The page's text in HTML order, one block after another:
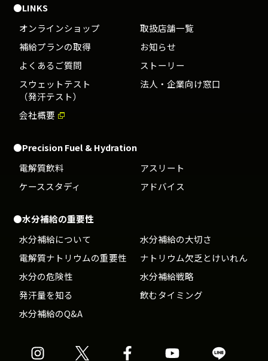
●LINKS
オンラインショップ
取扱店舗一覧
補給プランの取得
お知らせ
よくあるご質問
ストーリー
スウェットテスト
（発汗テスト）
法人・企業向け窓口
会社概要
●Precision Fuel & Hydration
電解質飲料
アスリート
ケーススタディ
アドバイス
●水分補給の重要性
水分補給について
水分補給の大切さ
電解質ナトリウムの重要性
ナトリウム欠乏とけいれん
水分の危険性
水分補給戦略
発汗量を知る
飲むタイミング
水分補給のQ&A